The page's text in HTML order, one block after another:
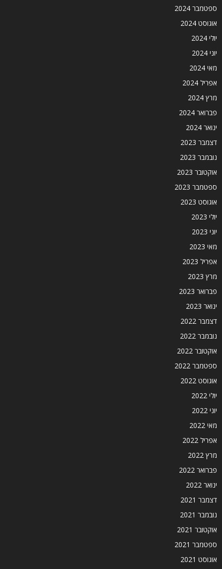
ספטמבר 2024
אוגוסט 2024
יולי 2024
יוני 2024
מאי 2024
אפריל 2024
מרץ 2024
פברואר 2024
ינואר 2024
דצמבר 2023
נובמבר 2023
אוקטובר 2023
ספטמבר 2023
אוגוסט 2023
יולי 2023
יוני 2023
מאי 2023
אפריל 2023
מרץ 2023
פברואר 2023
ינואר 2023
דצמבר 2022
נובמבר 2022
אוקטובר 2022
ספטמבר 2022
אוגוסט 2022
יולי 2022
יוני 2022
מאי 2022
אפריל 2022
מרץ 2022
פברואר 2022
ינואר 2022
דצמבר 2021
נובמבר 2021
אוקטובר 2021
ספטמבר 2021
אוגוסט 2021